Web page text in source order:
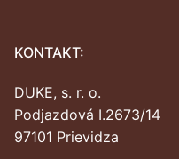
KONTAKT:
DUKE, s. r. o.
Podjazdová I.2673/14
97101 Prievidza